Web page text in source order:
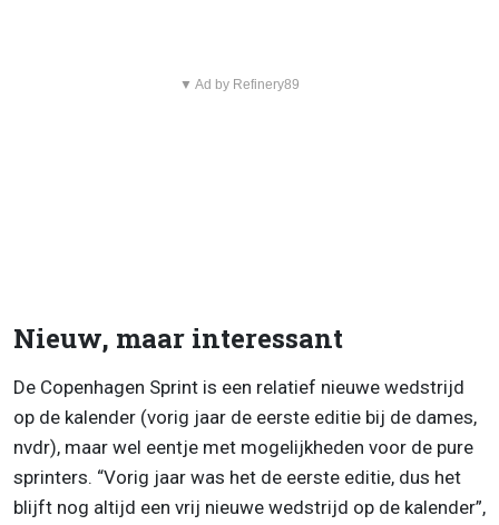
▼ Ad by Refinery89
Nieuw, maar interessant
De Copenhagen Sprint is een relatief nieuwe wedstrijd
op de kalender (vorig jaar de eerste editie bij de dames,
nvdr), maar wel eentje met mogelijkheden voor de pure
sprinters. “Vorig jaar was het de eerste editie, dus het
blijft nog altijd een vrij nieuwe wedstrijd op de kalender”,